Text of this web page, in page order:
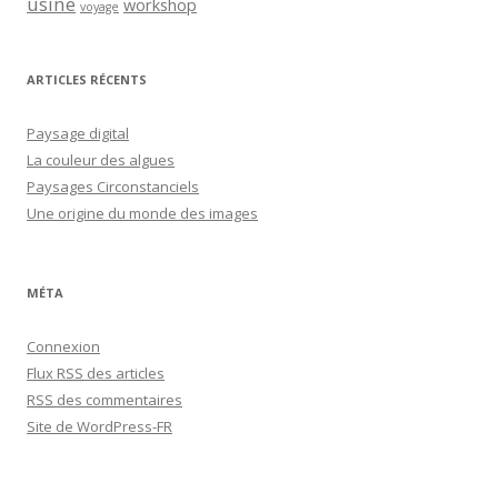
voyage workshop
ARTICLES RÉCENTS
Paysage digital
La couleur des algues
Paysages Circonstanciels
Une origine du monde des images
MÉTA
Connexion
Flux RSS des articles
RSS des commentaires
Site de WordPress-FR